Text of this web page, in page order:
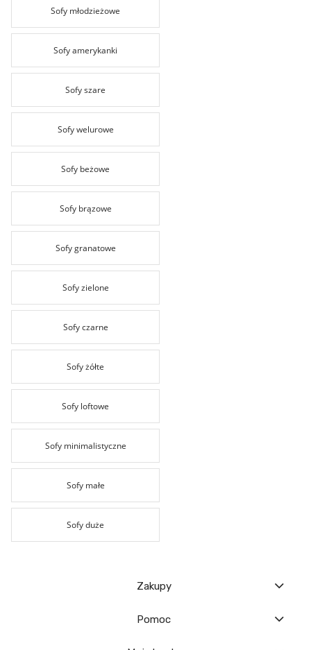
Sofy młodzieżowe
Sofy amerykanki
Sofy szare
Sofy welurowe
Sofy beżowe
Sofy brązowe
Sofy granatowe
Sofy zielone
Sofy czarne
Sofy żółte
Sofy loftowe
Sofy minimalistyczne
Sofy małe
Sofy duże
Zakupy
Pomoc